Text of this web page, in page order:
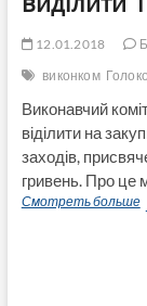
12.01.2018
виконком
Виконавчий
віділити на
заходів,
гривень. Про це
Смотреть больше